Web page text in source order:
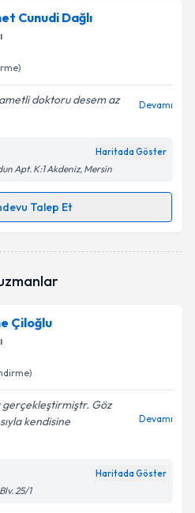
randevu takvimi talebi
randevu almanız için bir
e-posta ile bilgilendireceğiz.
ilişkin
Aydınlatma
kişisel verilerimin belirtilen
kabul ediyorum.
Cunudi Dağlı
doktoru desem az
Devamı
Haritada Göster
Apt. K:1 Akdeniz, Mersin
Talep Et
Talebi
uzmandan randevu almanız
ilişkin
Aydınlatma
Çiloğlu
gerçekleştirmiştr. Göz
kendisine
Devamı
Haritada Göster
25/1